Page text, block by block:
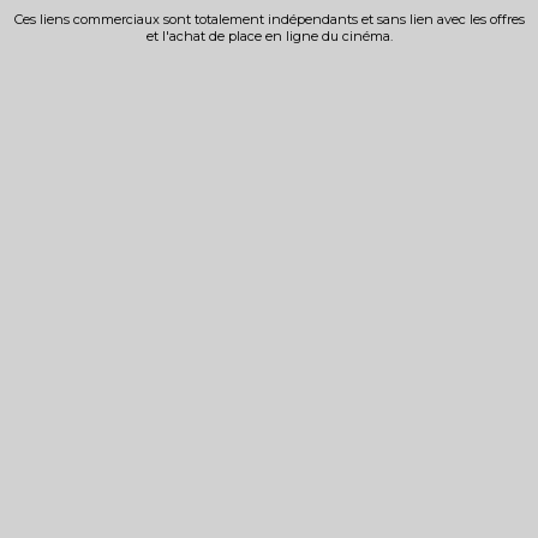
Ces liens commerciaux sont totalement indépendants et sans lien avec les offres
et l'achat de place en ligne du cinéma.